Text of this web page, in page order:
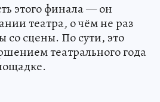
этого финала — он
театра, о чём не раз
со сцены. По сути, это
театрального года